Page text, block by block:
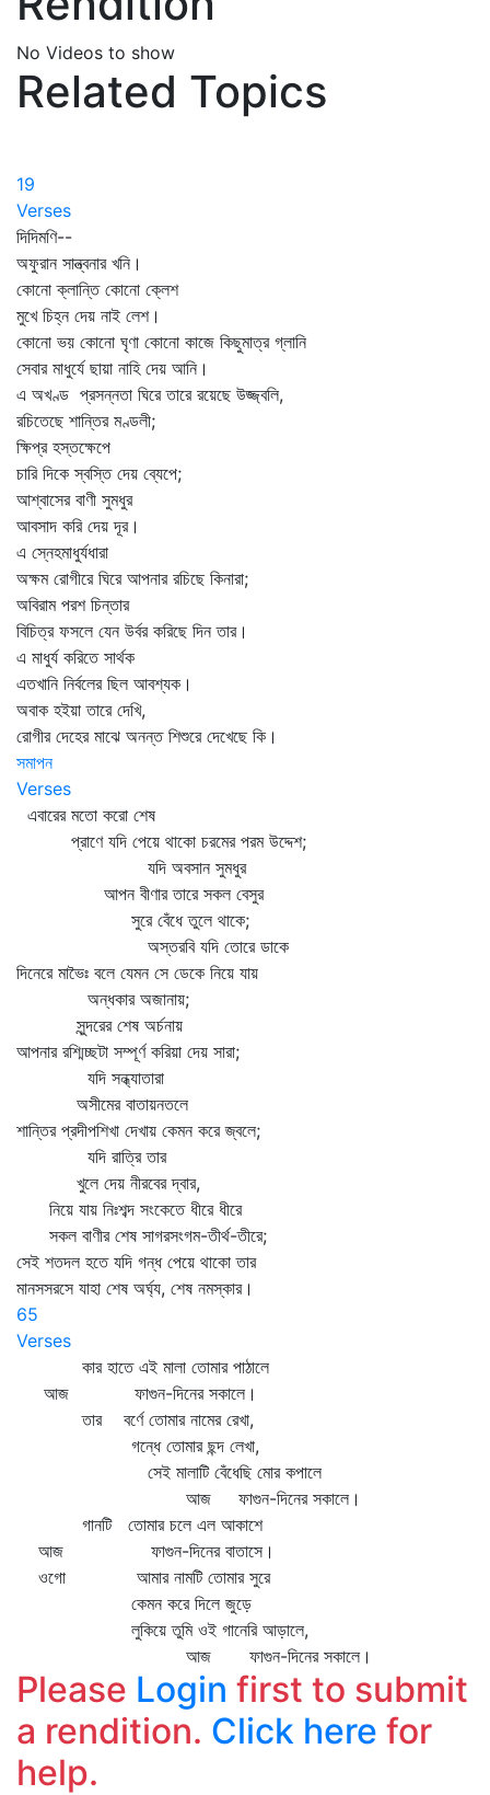
No Videos to show
Related Topics
19
Verses
দিদিমণি--
অফুরান সান্ত্বনার খনি।
কোনো ক্লান্তি কোনো ক্লেশ
মুখে চিহ্ন দেয় নাই লেশ।
কোনো ভয় কোনো ঘৃণা কোনো কাজে কিছুমাত্র গ্লানি
সেবার মাধুর্যে ছায়া নাহি দেয় আনি।
এ অখণ্ড প্রসন্নতা ঘিরে তারে রয়েছে উজ্জ্বলি,
রচিতেছে শান্তির মণ্ডলী;
ক্ষিপ্র হস্তক্ষেপে
চারি দিকে স্বস্তি দেয় ব্যেপে;
আশ্বাসের বাণী সুমধুর
আবসাদ করি দেয় দূর।
এ স্নেহমাধুর্যধারা
অক্ষম রোগীরে ঘিরে আপনার রচিছে কিনারা;
অবিরাম পরশ চিন্তার
বিচিত্র ফসলে যেন উর্বর করিছে দিন তার।
এ মাধুর্য করিতে সার্থক
এতখানি নির্বলের ছিল আবশ্যক।
অবাক হইয়া তারে দেখি,
রোগীর দেহের মাঝে অনন্ত শিশুরে দেখেছে কি।
সমাপন
Verses
এবারের মতো করো শেষ
প্রাণে যদি পেয়ে থাকো চরমের পরম উদ্দেশ;
যদি অবসান সুমধুর
আপন বীণার তারে সকল বেসুর
সুরে বেঁধে তুলে থাকে;
অস্তরবি যদি তোরে ডাকে
দিনেরে মাভৈঃ বলে যেমন সে ডেকে নিয়ে যায়
অন্ধকার অজানায়;
সুন্দরের শেষ অর্চনায়
আপনার রশ্মিচ্ছটা সম্পূর্ণ করিয়া দেয় সারা;
যদি সন্ধ্যাতারা
অসীমের বাতায়নতলে
শান্তির প্রদীপশিখা দেখায় কেমন করে জ্বলে;
যদি রাত্রি তার
খুলে দেয় নীরবের দ্বার,
নিয়ে যায় নিঃশব্দ সংকেতে ধীরে ধীরে
সকল বাণীর শেষ সাগরসংগম-তীর্থ-তীরে;
সেই শতদল হতে যদি গন্ধ পেয়ে থাকো তার
মানসসরসে যাহা শেষ অর্ঘ্য, শেষ নমস্কার।
65
Verses
কার হাতে এই মালা তোমার পাঠালে
আজ ফাগুন-দিনের সকালে।
তার বর্ণে তোমার নামের রেখা,
গন্ধে তোমার ছন্দ লেখা,
সেই মালাটি বেঁধেছি মোর কপালে
আজ ফাগুন-দিনের সকালে।
গানটি তোমার চলে এল আকাশে
আজ ফাগুন-দিনের বাতাসে।
ওগো আমার নামটি তোমার সুরে
কেমন করে দিলে জুড়ে
লুকিয়ে তুমি ওই গানেরি আড়ালে,
আজ ফাগুন-দিনের সকালে।
Please Login first to submit
a rendition. Click here for
help.